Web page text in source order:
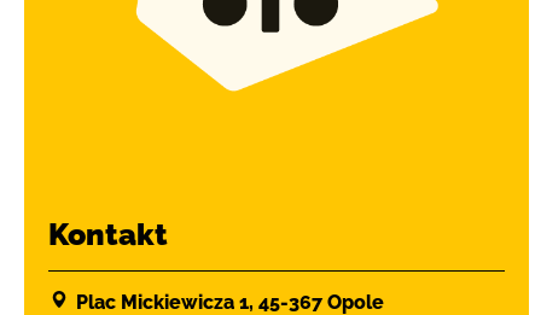
Kontakt
Plac Mickiewicza 1, 45-367 Opole